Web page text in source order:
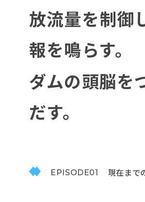
放流量を制御
報を鳴らす。
ダムの頭脳を
だす。
EPISODE01 現在まで